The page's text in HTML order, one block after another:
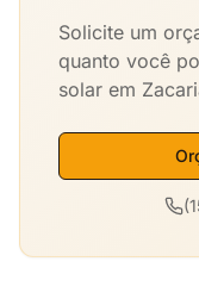
Solicite um
quanto você
solar em